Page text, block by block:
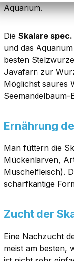
Aquarium.
Die Skalare
und das
besten
Javafarn zur
Möglichst saures
Ernährung
Man füttern die
Mückenlarven,
Muschelfleisch).
scharfkantige
Zucht der
Eine Nachzucht
meist am besten,